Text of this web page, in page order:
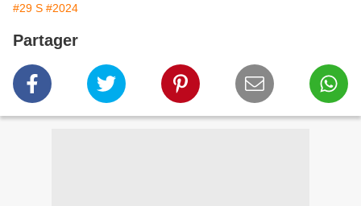
#29 S #2024
Partager